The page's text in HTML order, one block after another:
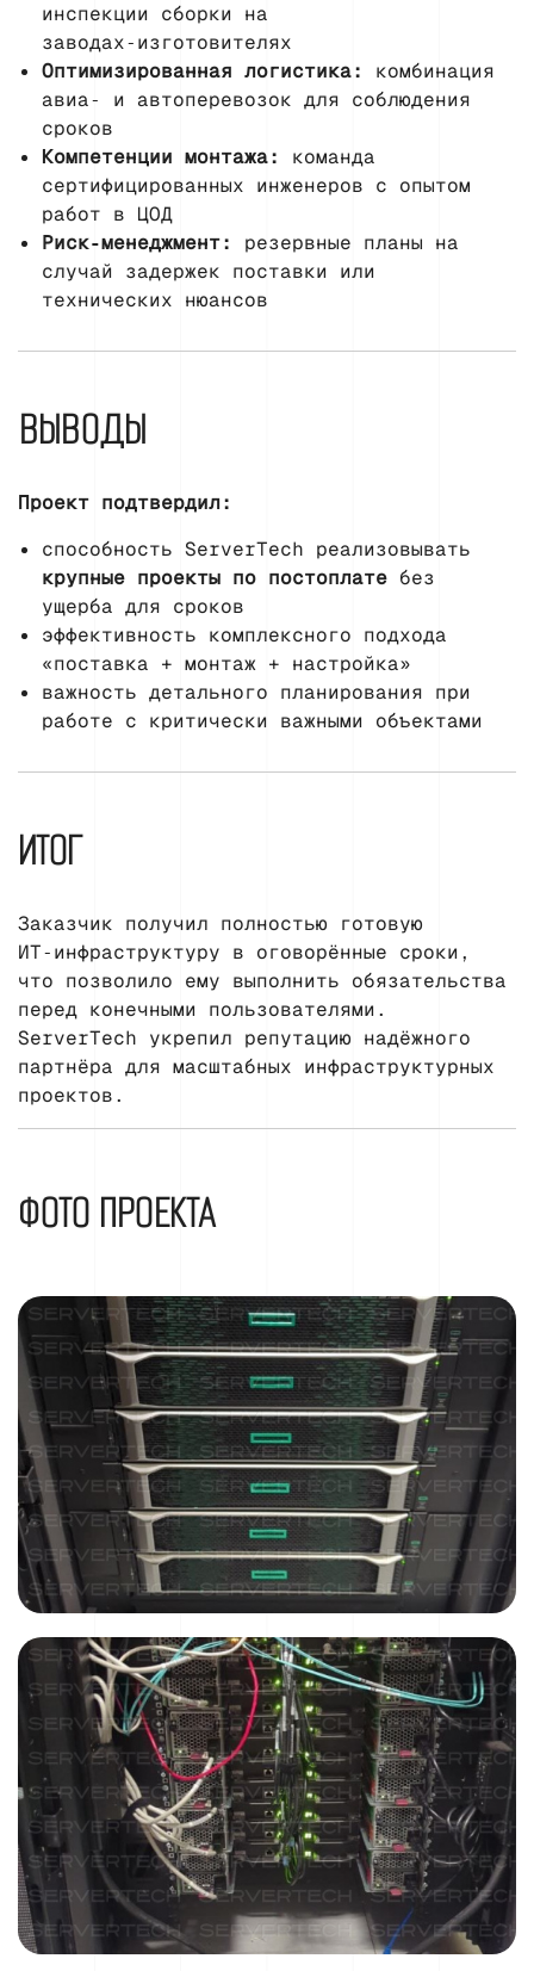
инспекции сборки на
заводах‑изготовителях
Оптимизированная логистика:
комбинация
авиа‑ и автоперевозок для соблюдения
сроков
Компетенции монтажа:
команда
сертифицированных инженеров с опытом
работ в ЦОД
Риск‑менеджмент:
резервные планы на
случай задержек поставки или
технических нюансов
ВЫВОДЫ
Проект подтвердил:
способность ServerTech реализовывать
крупные проекты по постоплате без
ущерба для сроков
эффективность комплексного подхода
«поставка + монтаж + настройка»
важность детального планирования при
работе с критически важными объектами
ИТОГ
Заказчик получил полностью готовую
ИТ‑инфраструктуру в оговорённые сроки,
что позволило ему выполнить обязательства
перед конечными пользователями.
ServerTech укрепил репутацию надёжного
партнёра для масштабных инфраструктурных
проектов.
ФОТО ПРОЕКТА